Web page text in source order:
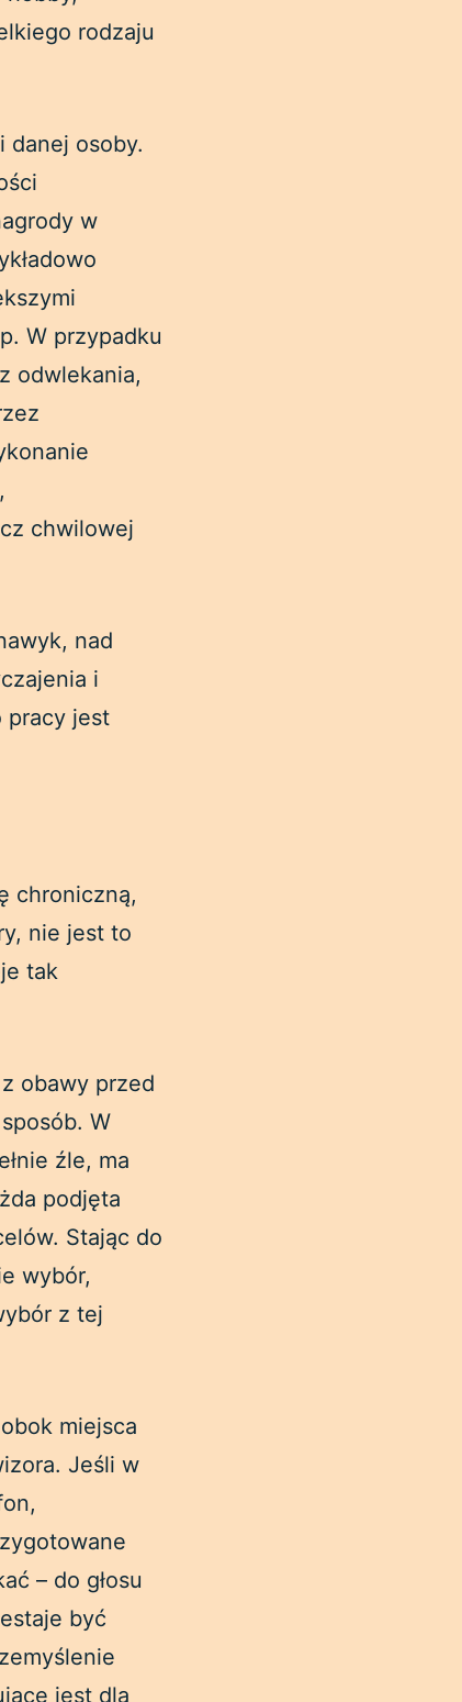
rodzaju
danej osoby.
w
W przypadku
odwlekania,
chwilowej
nad
i
pracy jest
chroniczną,
nie jest to
tak
obawy przed
W
źle, ma
podjęta
Stając do
wybór,
z tej
miejsca
Jeśli w
– do głosu
być
jest dla